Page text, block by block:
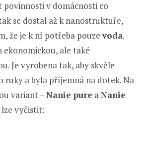
povinnosti v domácnosti co
se dostal až k nanostruktuře,
že je k ní potřeba pouze voda.
ekonomickou, ale také
Je vyrobena tak, aby skvěle
ruky a byla příjemná na dotek. Na
variant –Nanie pure aNanie
vyčistit: